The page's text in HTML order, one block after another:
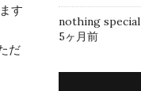
す
だ
nothing special
5ヶ月前